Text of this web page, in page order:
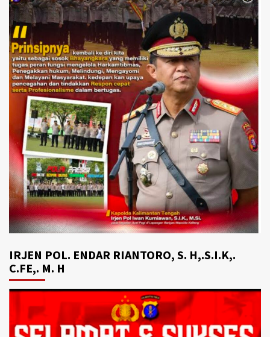
IRJEN POL. ENDAR RIANTORO, S. H,.S.I.K,.
C.FE,. M. H